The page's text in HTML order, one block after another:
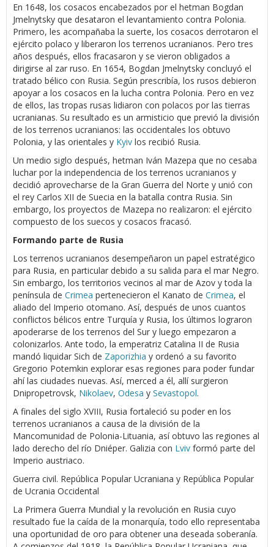
En 1648, los cosacos encabezados por el hetman Bogdan
Jmelnytsky que desataron el levantamiento contra Polonia.
Primero, les acompañaba la suerte, los cosacos derrotaron el
ejército polaco y liberaron los terrenos ucranianos. Pero tres
años después, ellos fracasaron y se vieron obligados a
dirigirse al zar ruso. En 1654, Bogdan Jmelnytsky concluyó el
tratado bélico con Rusia. Según prescribía, los rusos debieron
apoyar a los cosacos en la lucha contra Polonia. Pero en vez
de ellos, las tropas rusas lidiaron con polacos por las tierras
ucranianas. Su resultado es un armisticio que previó la división
de los terrenos ucranianos: las occidentales los obtuvo
Polonia, y las orientales y Kyiv los recibió Rusia.
Un medio siglo después, hetman Iván Mazepa que no cesaba
luchar por la independencia de los terrenos ucranianos y
decidió aprovecharse de la Gran Guerra del Norte y unió con
el rey Carlos XII de Suecia en la batalla contra Rusia. Sin
embargo, los proyectos de Mazepa no realizaron: el ejército
compuesto de los suecos y cosacos fracasó.
Formando parte de Rusia
Los terrenos ucranianos desempeñaron un papel estratégico
para Rusia, en particular debido a su salida para el mar Negro.
Sin embargo, los territorios vecinos al mar de Azov y toda la
península de Crimea pertenecieron el Kanato de Crimea, el
aliado del Imperio otomano. Así, después de unos cuantos
conflictos bélicos entre Turquía y Rusia, los últimos lograron
apoderarse de los terrenos del Sur y luego empezaron a
colonizarlos. Ante todo, la emperatriz Catalina II de Rusia
mandó liquidar Sich de Zaporizhia y ordenó a su favorito
Gregorio Potemkin explorar esas regiones para poder fundar
ahí las ciudades nuevas. Así, merced a él, allí surgieron
Dnipropetrovsk, Nikolaev, Odesa y Sevastopol.
A finales del siglo XVIII, Rusia fortaleció su poder en los
terrenos ucranianos a causa de la división de la
Mancomunidad de Polonia-Lituania, así obtuvo las regiones al
lado derecho del río Dniéper. Galizia con Lviv formó parte del
Imperio austriaco.
Guerra civil. República Popular Ucraniana y República Popular
de Ucrania Occidental
La Primera Guerra Mundial y la revolución en Rusia cuyo
resultado fue la caída de la monarquía, todo ello representaba
una oportunidad de oro para obtener una deseada soberanía.